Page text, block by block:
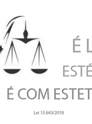
Cosmética